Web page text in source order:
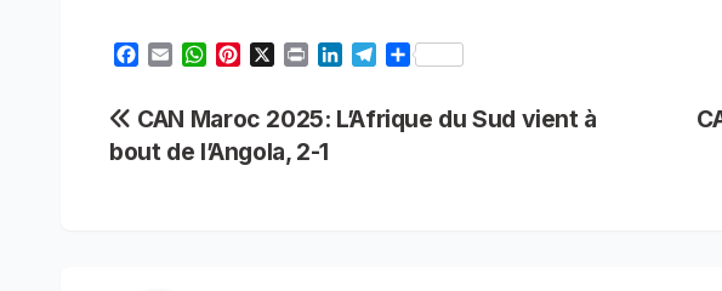
e
b
i
l
W
t
s
t
e
n
t
k
e
S
r
Navigation
de
CAN Maroc 2025: L’Afrique du Sud vient à
bout de l’Angola, 2-1